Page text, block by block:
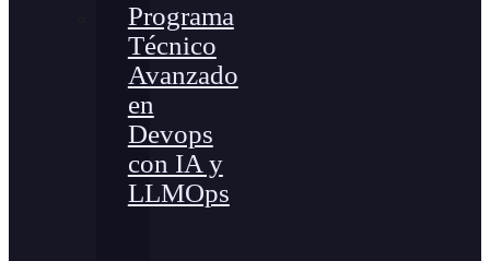
Programa
Técnico
Avanzado
en
Devops
con IA y
LLMOps